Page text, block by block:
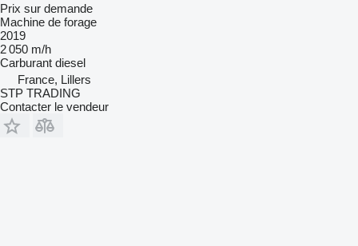
Prix sur demande
Machine de forage
2019
2 050 m/h
Carburant diesel
France, Lillers
STP TRADING
Contacter le vendeur